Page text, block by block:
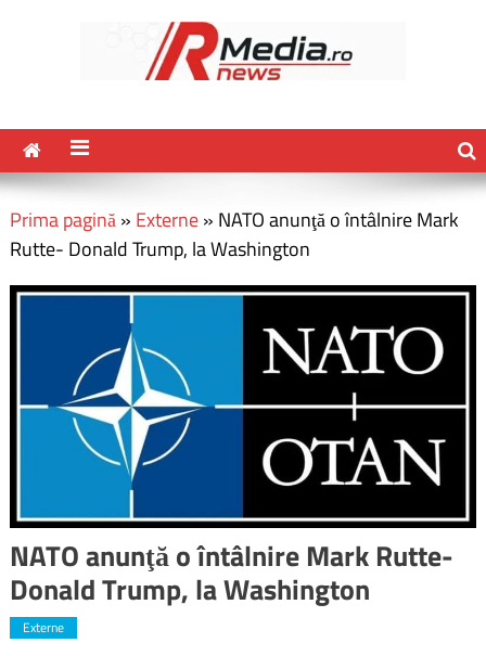
Prima pagină» Externe» NATO anunţă o întâlnire Mark
Rutte- Donald Trump, la Washington
NATO anunţă o întâlnire Mark Rutte-
Donald Trump, la Washington
Externe